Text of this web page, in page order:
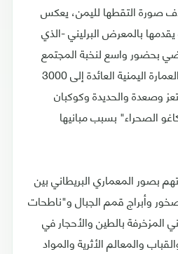
صورة التقطها لليمن، يعكس
بالمعرض البرليني -الذي
بحضور واسع لنخبة المجتمع
الألماني- تنوع فسيفساء العمارة اليمنية العائدة إلى 3000
وصعدة والحديدة وكوكبان
الصحراء" بسبب مبانيها
بصور المعماري البريطاني بين
وأبراج قمم الجبال و"ناطحات
المزخرفة بالطين والأحجار في
والمعالم الأثرية والمواد